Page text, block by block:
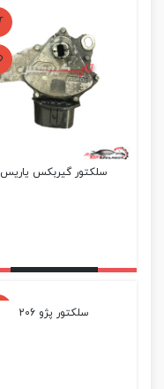
سلکتور گیربکس یاریس
سلکتور پژو 206